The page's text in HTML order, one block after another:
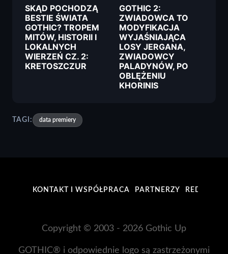
SKĄD POCHODZĄ
BESTIE ŚWIATA
GOTHIC? TROPEM
MITÓW, HISTORII I
LOKALNYCH
WIERZEŃ CZ. 2:
KRETOSZCZUR
GOTHIC 2:
ZWIADOWCA TO
MODYFIKACJA
WYJAŚNIAJĄCA
LOSY JERGANA,
ZWIADOWCY
PALADYNÓW, PO
OBLĘŻENIU
KHORINIS
TAGI: data premiery
KONTAKT I WSPÓŁPRACA PARTNERZY REDAKCJA
Copyright © 2003 - 2026 Gothic Up
GOTHIC® i odpowiednie logo są zastrzeżonymi